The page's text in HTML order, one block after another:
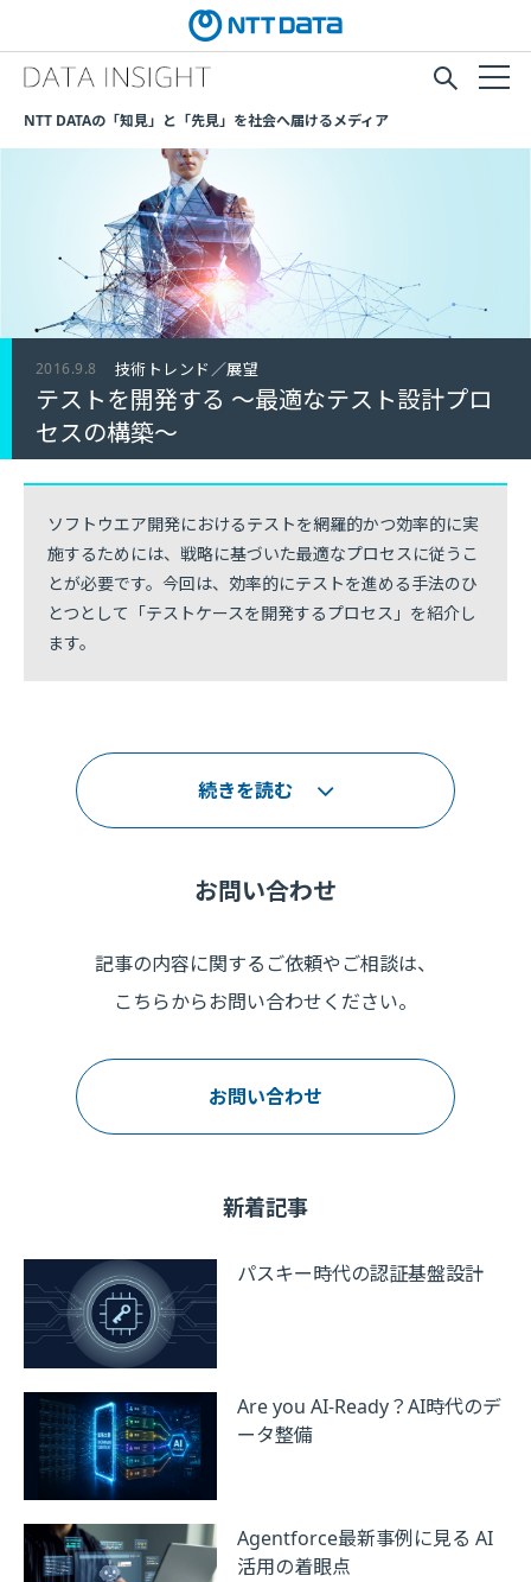
NTT DATAの「知見」と「先見」を社会へ届けるメディア
2016.9.8 技術トレンド／展望
テストを開発する ～最適なテスト設計プロ
セスの構築～
ソフトウエア開発におけるテストを網羅的かつ効率的に実
施するためには、戦略に基づいた最適なプロセスに従うこ
とが必要です。今回は、効率的にテストを進める手法のひ
とつとして「テストケースを開発するプロセス」を紹介し
ます。
続きを読む
新着記事
パスキー時代の認証基盤設計
Are you AI-Ready？AI時代のデ
ータ整備
Agentforce最新事例に見る AI
活用の着眼点
お問い合わせ
記事の内容に関するご依頼やご相談は、
こちらからお問い合わせください。
お問い合わせ